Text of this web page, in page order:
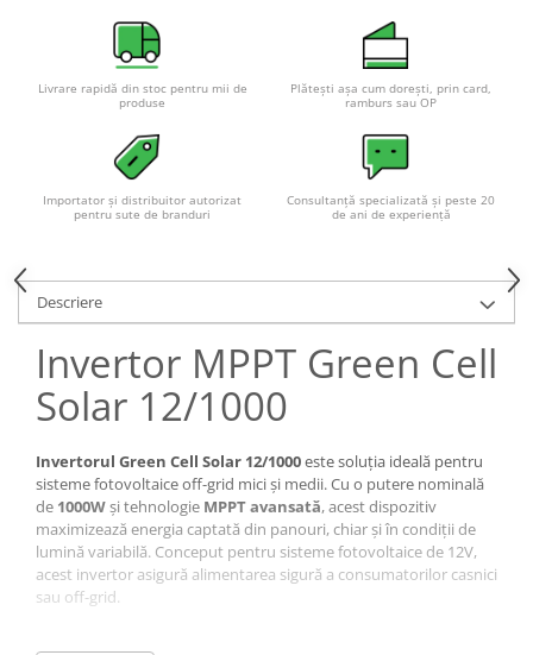
Livrare rapidă din stoc pentru mii de
produse
Plătești așa cum dorești, prin card,
ramburs sau OP
Importator și distribuitor autorizat
pentru sute de branduri
Consultanță specializată și peste 20
de ani de experiență
Descriere
Invertor MPPT Green Cell
Solar 12/1000
Invertorul Green Cell Solar 12/1000este soluția ideală pentru
sisteme fotovoltaice off-grid mici și medii. Cu o putere nominală
de 1000Wși tehnologie MPPT avansată, acest dispozitiv
maximizează energia captată din panouri, chiar și în condiții de
lumină variabilă. Conceput pentru sisteme fotovoltaice de 12V,
acest invertor asigură alimentarea sigură a consumatorilor casnici
sau off-grid.